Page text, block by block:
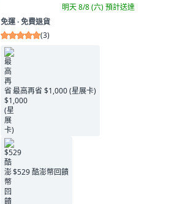
明天 8/8 (六)預計送達
免運 ∙ 免費退貨
(3)
最高再省 $1,000 (星展卡)
$529 酷澎幣回饋